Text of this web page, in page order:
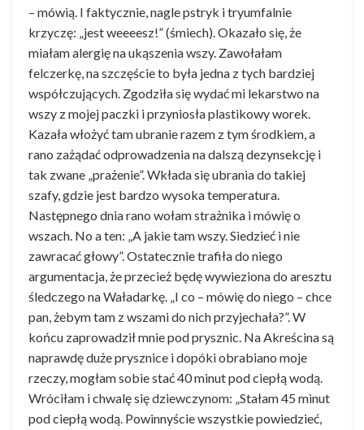
– mówią. I faktycznie, nagle pstryk i tryumfalnie
krzyczę: „jest weeeesz!” (śmiech). Okazało się, że
miałam alergię na ukąszenia wszy. Zawołałam
felczerkę, na szczęście to była jedna z tych bardziej
współczujących. Zgodziła się wydać mi lekarstwo na
wszy z mojej paczki i przyniosła plastikowy worek.
Kazała włożyć tam ubranie razem z tym środkiem, a
rano zażądać odprowadzenia na dalszą dezynsekcję i
tak zwane „prażenie”. Wkłada się ubrania do takiej
szafy, gdzie jest bardzo wysoka temperatura.
Następnego dnia rano wołam strażnika i mówię o
wszach. No a ten: „A jakie tam wszy. Siedzieć i nie
zawracać głowy”. Ostatecznie trafiła do niego
argumentacja, że przecież będę wywieziona do aresztu
śledczego na Waładarkę. „I co – mówię do niego – chce
pan, żebym tam z wszami do nich przyjechała?”. W
końcu zaprowadził mnie pod prysznic. Na Akreścina są
naprawdę duże prysznice i dopóki obrabiano moje
rzeczy, mogłam sobie stać 40 minut pod ciepłą wodą.
Wróciłam i chwalę się dziewczynom: „Stałam 45 minut
pod ciepłą wodą. Powinnyście wszystkie powiedzieć,